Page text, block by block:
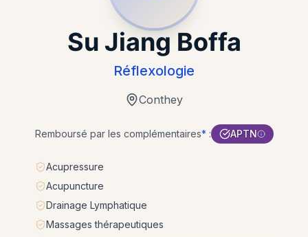
Su Jiang Boffa
Réflexologie
Conthey
Remboursé par les complémentaires*: APTN
Acupressure
Acupuncture
Drainage Lymphatique
Massages thérapeutiques